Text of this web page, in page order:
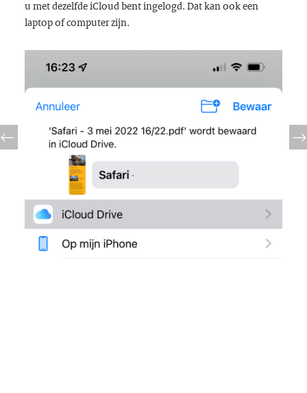
u met dezelfde iCloud bent ingelogd. Dat kan ook een
laptop of computer zijn.